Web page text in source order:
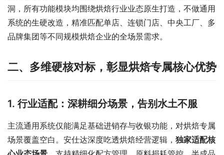
洞，所有功能模块均围绕烘焙行业业态原生打造，不做通用
系统的生硬改造，精准匹配单店、连锁门店、中央工厂、多
品牌集团等不同规模烘焙企业的全场景需求。
二、多维硬核对标，彰显烘焙专属核心优势
1. 行业适配：深耕细分场景，告别水土不服
主流通用系统仅能满足基础进销存与收银功能，对烘焙专属
场景覆盖空白。安仕达深度吃透烘焙经营逻辑， 独家适配核